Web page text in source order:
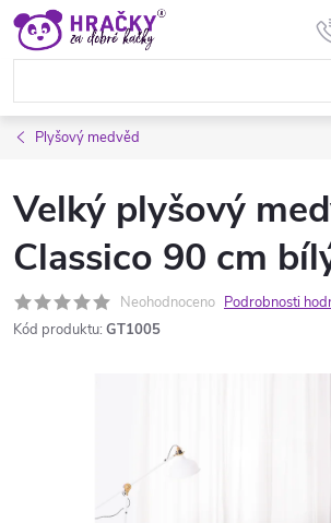
Přejít
obsah
Plyšový medvěd
Velký plyšový
Classico 90 cm
Neohodnoceno Podrobnosti
Kód produktu: GT1005